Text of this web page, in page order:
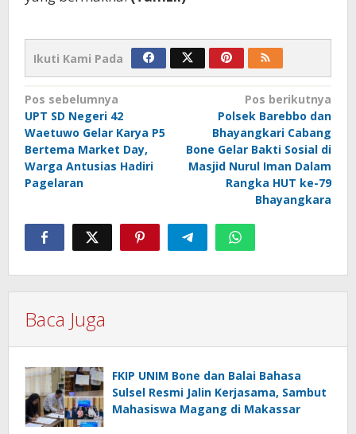
Ikuti Kami Pada
Navigasi
pos
Pos sebelumnya
UPT SD Negeri 42
Waetuwo Gelar Karya P5
Bertema Market Day,
Warga Antusias Hadiri
Pagelaran
Pos berikutnya
Polsek Barebbo dan
Bhayangkari Cabang
Bone Gelar Bakti Sosial di
Masjid Nurul Iman Dalam
Rangka HUT ke-79
Bhayangkara
Baca Juga
FKIP UNIM Bone dan Balai Bahasa
Sulsel Resmi Jalin Kerjasama, Sambut
Mahasiswa Magang di Makassar